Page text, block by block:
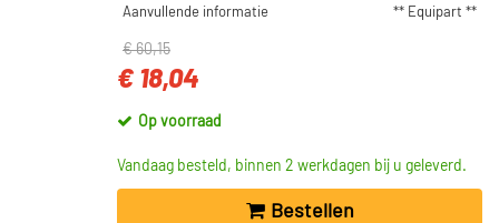
Aanvullende informatie
** Equipart **
€ 60,15
€ 18,04
Op voorraad
Vandaag besteld, binnen 2 werkdagen bij u geleverd.
Bestellen